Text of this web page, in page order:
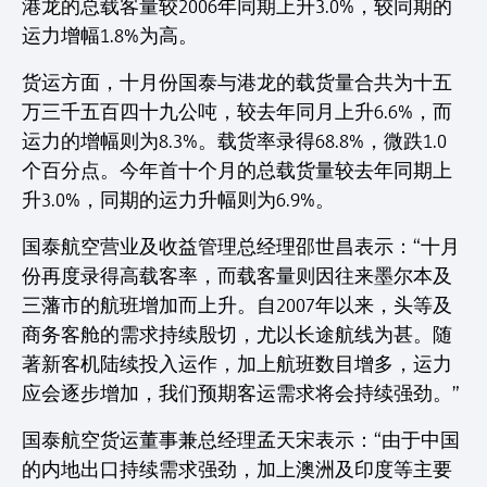
港龙的总载客量较2006年同期上升3.0%，较同期的
运力增幅1.8%为高。
货运方面，十月份国泰与港龙的载货量合共为十五
万三千五百四十九公吨，较去年同月上升6.6%，而
运力的增幅则为8.3%。载货率录得68.8%，微跌1.0
个百分点。今年首十个月的总载货量较去年同期上
升3.0%，同期的运力升幅则为6.9%。
国泰航空营业及收益管理总经理邵世昌表示：“十月
份再度录得高载客率，而载客量则因往来墨尔本及
三藩市的航班增加而上升。自2007年以来，头等及
商务客舱的需求持续殷切，尤以长途航线为甚。随
著新客机陆续投入运作，加上航班数目增多，运力
应会逐步增加，我们预期客运需求将会持续强劲。”
国泰航空货运董事兼总经理孟天宋表示：“由于中国
的内地出口持续需求强劲，加上澳洲及印度等主要